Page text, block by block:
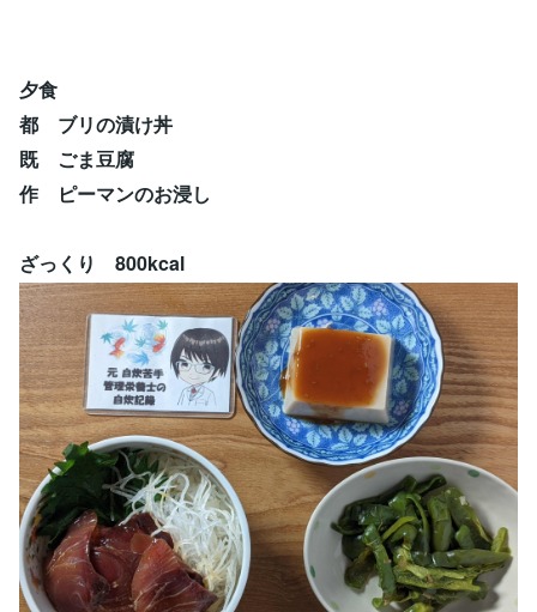
夕食
都 ブリの漬け丼
既 ごま豆腐
作 ピーマンのお浸し
ざっくり 800kcal